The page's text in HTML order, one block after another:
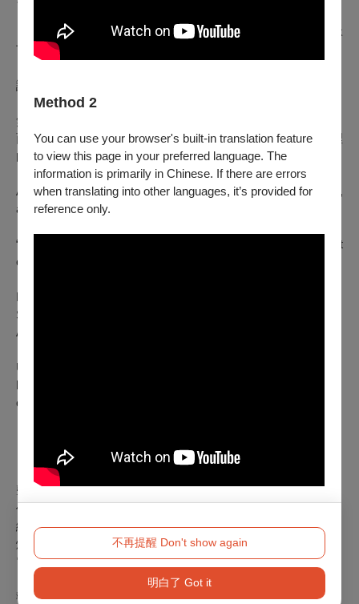
Method 2
You can use your browser's built-in translation feature
to view this page in your preferred language. The
information is primarily in Chinese. If there are errors
when translating into other languages, it’s provided for
reference only.
不再提醒 Don't show again
明白了 Got it
「在冰河中，在火山裡，在岩洞形成時，在草原中心，在雨林
下
⋯⋯」
誠實的自問自答。徵兆。在抵禦自毀上肯定自己的努力。
無法且無須模仿／憧憬莎拉・肯恩，只是
面前那火映在臉上的熱度／烘乾眼球／引誘／如何助長我心裡
的火？
A contemporary music theatre composed of voice, rhythm,
and language.
“In the glacier, in the volcano, in the forming cave, in the heart
of the grassland, beneath the rainforest…”
Honest questions and answers to oneself.
Signs.
An affirmation of one’s own effort in resisting self-sabotage.
Unable and unnecessary to imitate/long for Sarah Kane, only
how does the heat of the fire before me/reflect on my face/dry
out my eyes/seduce/feed the fire within me?
【演出人員介紹】
擊樂｜黃冠偉
作曲｜江芷昀
編劇｜朱曼寧
燈光｜簡芳瑜
電聲｜許庭彰
執行製作｜呂子于